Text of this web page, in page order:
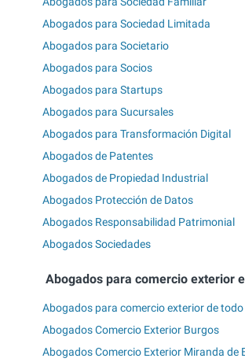
Abogados para Sociedad Limitada
Abogados para Societario
Abogados para Socios
Abogados para Startups
Abogados para Sucursales
Abogados para Transformación Digital
Abogados de Patentes
Abogados de Propiedad Industrial
Abogados Protección de Datos
Abogados Responsabilidad Patrimonial
Abogados Sociedades
Abogados para comercio exterior
Abogados para comercio exterior de
Abogados Comercio Exterior Burgos
Abogados Comercio Exterior Miranda de